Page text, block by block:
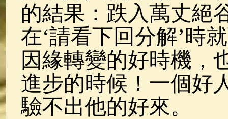
的結果：跌入萬丈絕
在‘請看下回分解’時
因緣轉變的好時機，
進步的時候！一個好
驗不出他的好來。